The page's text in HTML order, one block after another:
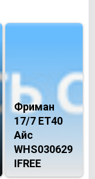
Фриман
17/7 ET40
Айс
WHS030629
IFREE